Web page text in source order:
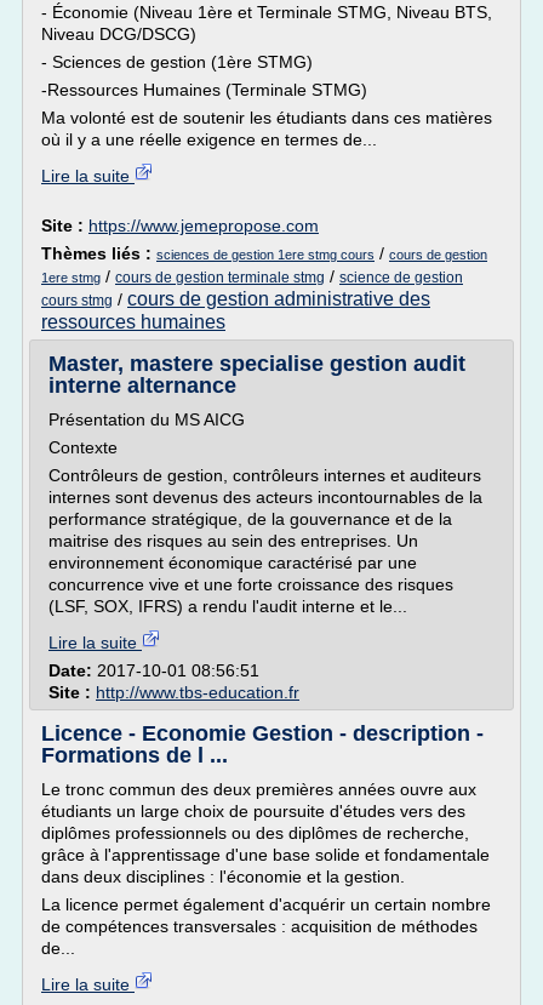
- Économie (Niveau 1ère et Terminale STMG, Niveau BTS,
Niveau DCG/DSCG)
- Sciences de gestion (1ère STMG)
-Ressources Humaines (Terminale STMG)
Ma volonté est de soutenir les étudiants dans ces matières
où il y a une réelle exigence en termes de...
Lire la suite
Site : https://www.jemepropose.com
Thèmes liés : sciences de gestion 1ere stmg cours / cours de gestion
1ere stmg / cours de gestion terminale stmg / science de gestion
cours stmg / cours de gestion administrative des
ressources humaines
Master, mastere specialise gestion audit
interne alternance
Présentation du MS AICG
Contexte
Contrôleurs de gestion, contrôleurs internes et auditeurs
internes sont devenus des acteurs incontournables de la
performance stratégique, de la gouvernance et de la
maitrise des risques au sein des entreprises. Un
environnement économique caractérisé par une
concurrence vive et une forte croissance des risques
(LSF, SOX, IFRS) a rendu l'audit interne et le...
Lire la suite
Date: 2017-10-01 08:56:51
Site : http://www.tbs-education.fr
Licence - Economie Gestion - description -
Formations de l ...
Le tronc commun des deux premières années ouvre aux
étudiants un large choix de poursuite d'études vers des
diplômes professionnels ou des diplômes de recherche,
grâce à l'apprentissage d'une base solide et fondamentale
dans deux disciplines : l'économie et la gestion.
La licence permet également d'acquérir un certain nombre
de compétences transversales : acquisition de méthodes
de...
Lire la suite